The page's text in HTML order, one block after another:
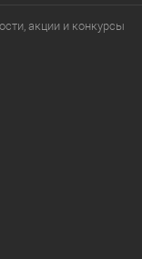
акции и конкурсы